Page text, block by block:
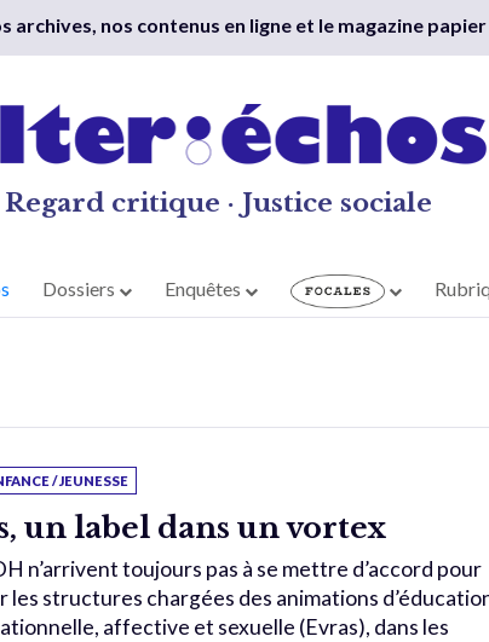
nos contenus en ligne et le magazine
Regard critique · Justice sociale
Dossiers Enquêtes
/ JEUNESSE
un label dans un vortex
n’arrivent toujours pas à se mettre d’accord pour
les structures chargées des animations
affective et sexuelle (Evras), dans les